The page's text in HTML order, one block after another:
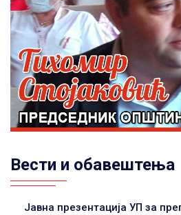
Вести и обавештења
Јавна презентација УП за